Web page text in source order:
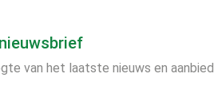
van het laatste nieuws en